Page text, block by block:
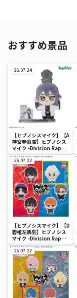
おすすめ景品
26.07.24
【ヒプノシスマイク】【A
神宮寺寂雷】ヒプノシス
マイク -Division Rap
Battle- アクぬい For
Amusement“麻天
狼”（EX）
26.07.22
【ヒプノシスマイク】【D
碧棺左馬刻】ヒプノシス
マイク -Division Rap
Battle- ちびぐるみvol.1
26.07.22